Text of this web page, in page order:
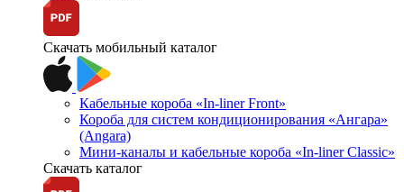
Скачать мобильный каталог
Кабельные короба «In-liner Front»
Короба для систем кондиционирования «Ангара»
(Angara)
Мини-каналы и кабельные короба «In-liner Classic»
Скачать каталог